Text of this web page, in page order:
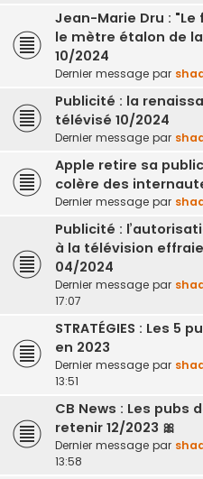
Jean-Marie Dru :
le mètre étalon de
10/2024
Dernier message par
Publicité : la
télévisé 10/2024
Dernier message par
Apple retire sa
colère des
Dernier message par
Publicité :
à la télévision
04/2024
Dernier message par
17:07
STRATÉGIES : Les 5
en 2023
Dernier message par
13:51
CB News : Les pubs
retenir 12/2023 🎀
Dernier message par
13:58